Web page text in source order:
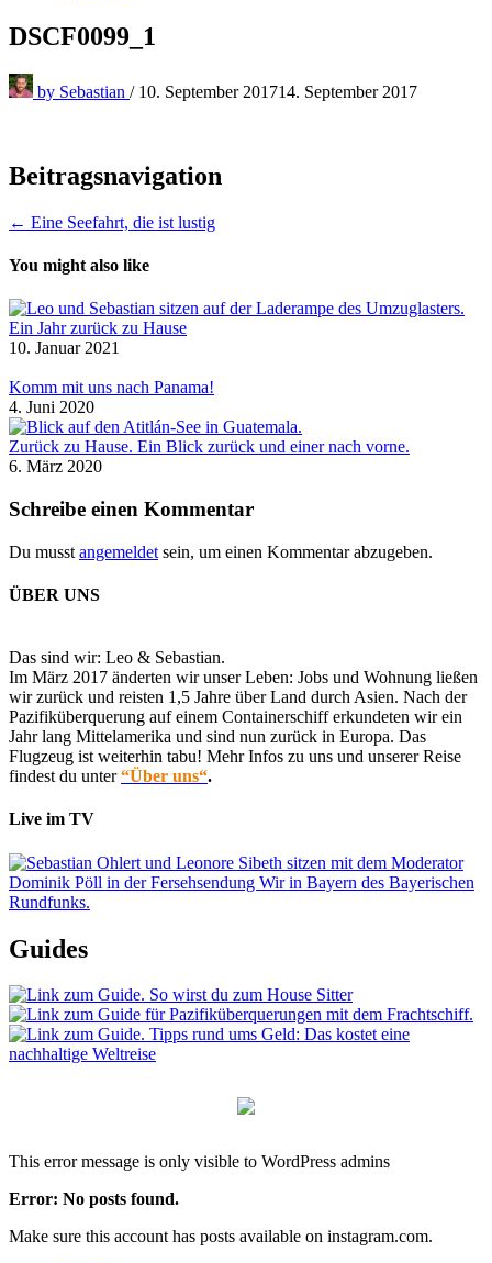
DSCF0099_1
by Sebastian / 10. September 201714. September 2017
Beitragsnavigation
← Eine Seefahrt, die ist lustig
You might also like
Ein Jahr zurück zu Hause
10. Januar 2021
Komm mit uns nach Panama!
4. Juni 2020
Zurück zu Hause. Ein Blick zurück und einer nach vorne.
6. März 2020
Schreibe einen Kommentar
Du musst angemeldet sein, um einen Kommentar abzugeben.
ÜBER UNS
Das sind wir: Leo & Sebastian.
Im März 2017 änderten wir unser Leben: Jobs und Wohnung ließen
wir zurück und reisten 1,5 Jahre über Land durch Asien. Nach der
Pazifiküberquerung auf einem Containerschiff erkundeten wir ein
Jahr lang Mittelamerika und sind nun zurück in Europa. Das
Flugzeug ist weiterhin tabu! Mehr Infos zu uns und unserer Reise
findest du unter“Über uns“.
Live im TV
Guides
This error message is only visible to WordPress admins
Error: No posts found.
Make sure this account has posts available on instagram.com.